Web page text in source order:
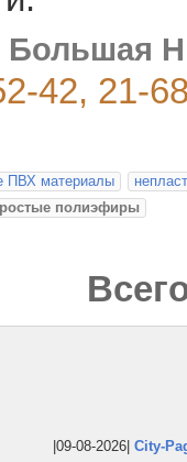
Большая
42, 21-
ПВХ материалы
полиэфиры
|09-08-2026| City-